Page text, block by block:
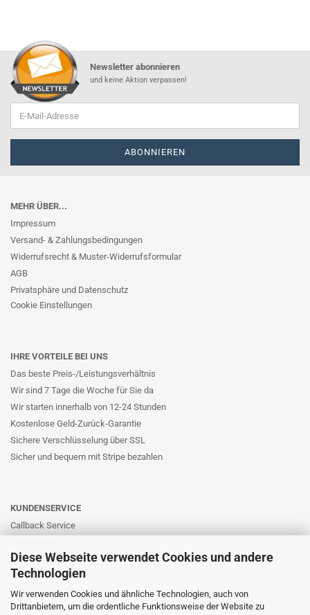
Diese Webseite verwendet Cookies und andere
Technologien
Wir verwenden Cookies und ähnliche Technologien, auch von
Drittanbietern, um die ordentliche Funktionsweise der Website zu
Newsletter abonnieren
und keine Aktion verpassen!
MEHR ÜBER...
Impressum
Versand- & Zahlungsbedingungen
Widerrufsrecht & Muster-Widerrufsformular
AGB
Privatsphäre und Datenschutz
Cookie Einstellungen
IHRE VORTEILE BEI UNS
Das beste Preis-/Leistungsverhältnis
Wir sind 7 Tage die Woche für Sie da
Wir starten innerhalb von 12-24 Stunden
Kostenlose Geld-Zurück-Garantie
Sichere Verschlüsselung über SSL
Sicher und bequem mit Stripe bezahlen
KUNDENSERVICE
Callback Service
Kontaktformular
E-Mail: info@likernow.de
Skype Live Support
Ihre Meinung und Ideen